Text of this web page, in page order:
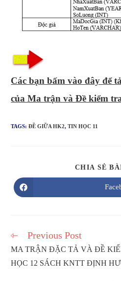
Các bạn bấm vào đây để
của Ma trận và Đề kiểm
TAGS:ĐỀ GIỮA HK2, TIN HỌC 11
CHIA SẺ
in
Read
articles
Previous Post
MA TRẬN ĐẶC TẢ VÀ ĐỀ
HỌC 12 SÁCH KNTT ĐỊNH